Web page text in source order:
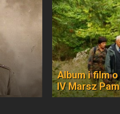
Album i film
IV Marsz